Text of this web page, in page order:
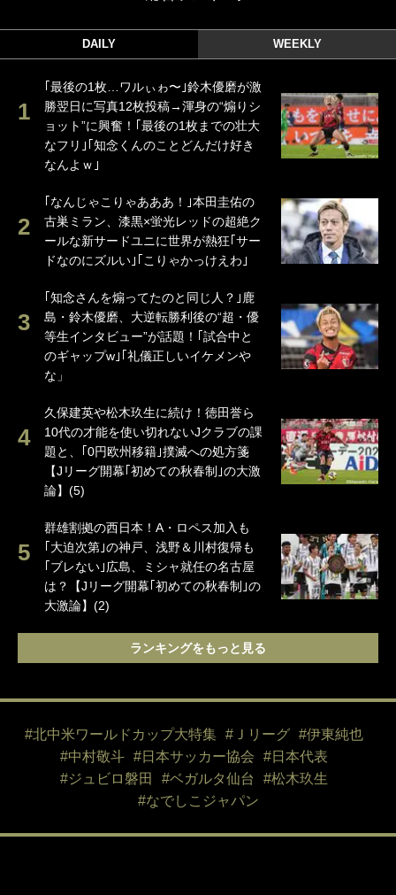
DAILY WEEKLY
｢最後の1枚…ワルぃゎ〜｣鈴木優磨が激
勝翌日に写真12枚投稿→渾身の“煽りシ
ョット”に興奮！｢最後の1枚までの壮大
なフリ｣｢知念くんのことどんだけ好き
なんよｗ｣
｢なんじゃこりゃあああ！｣本田圭佑の
古巣ミラン、漆黒×蛍光レッドの超絶ク
ールな新サードユニに世界が熱狂｢サー
ドなのにズルい｣｢こりゃかっけえわ｣
｢知念さんを煽ってたのと同じ人？｣鹿
島・鈴木優磨、大逆転勝利後の“超・優
等生インタビュー”が話題！｢試合中と
のギャップw｣｢礼儀正しいイケメンや
な」
久保建英や松木玖生に続け！徳田誉ら
10代の才能を使い切れないJクラブの課
題と、｢0円欧州移籍｣撲滅への処方箋
【Jリーグ開幕｢初めての秋春制｣の大激
論】(5)
群雄割拠の西日本！A・ロペス加入も
｢大迫次第｣の神戸、浅野＆川村復帰も
｢ブレない｣広島、ミシャ就任の名古屋
は？【Jリーグ開幕｢初めての秋春制｣の
大激論】(2)
ランキングをもっと見る
#北中米ワールドカップ大特集 #Ｊリーグ
#伊東純也
#中村敬斗
#日本サッカー協会
#日本代表
#ジュビロ磐田
#ベガルタ仙台
#松木玖生
#なでしこジャパン